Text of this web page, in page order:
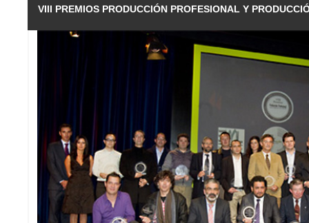
VIII PREMIOS PRODUCCIÓN PROFESIONAL Y